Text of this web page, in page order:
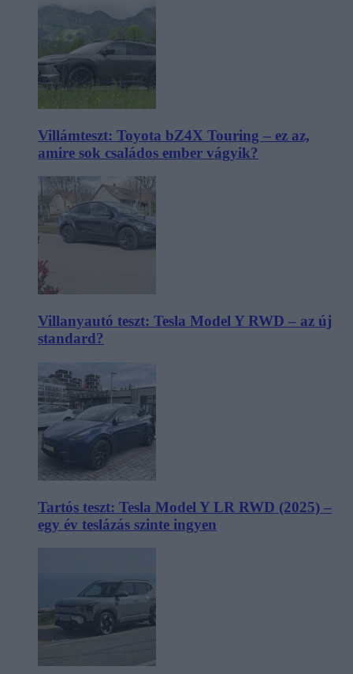
Villámteszt: Toyota bZ4X Touring – ez az,
amire sok családos ember vágyik?
Villanyautó teszt: Tesla Model Y RWD – az új
standard?
Tartós teszt: Tesla Model Y LR RWD (2025) –
egy év teslázás szinte ingyen